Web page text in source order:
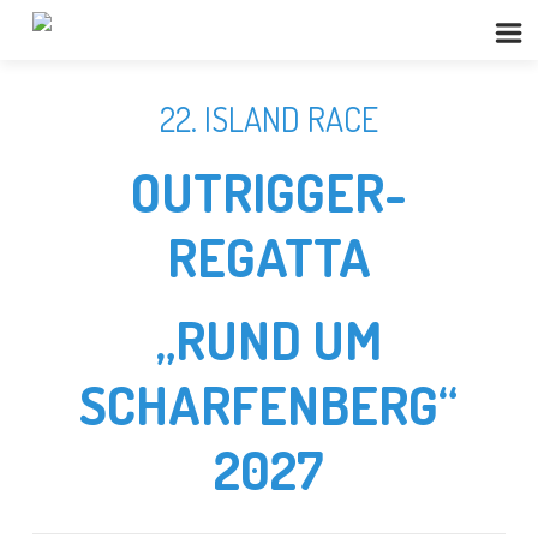
22. ISLAND RACE
OUTRIGGER-
REGATTA
„RUND UM
SCHARFENBERG“
2027